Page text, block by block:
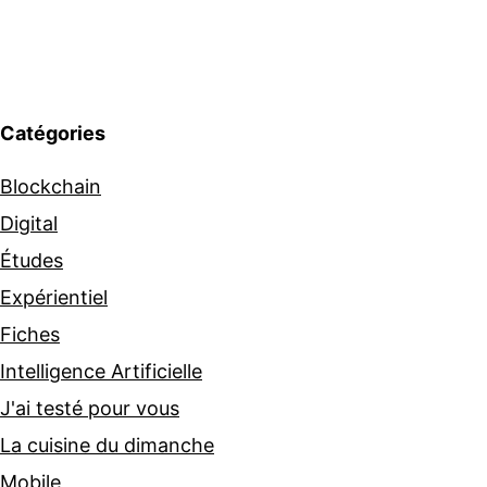
Catégories
Blockchain
Digital
Études
Expérientiel
Fiches
Intelligence Artificielle
J'ai testé pour vous
La cuisine du dimanche
Mobile